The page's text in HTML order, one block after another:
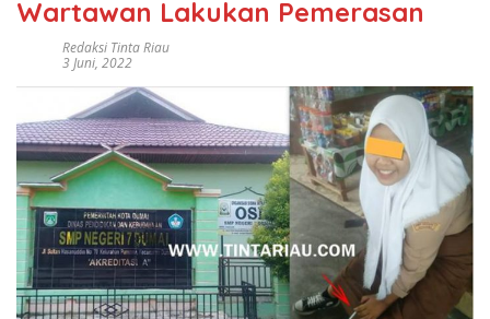
Wartawan Lakukan Pemerasan
Redaksi Tinta Riau
3 Juni, 2022